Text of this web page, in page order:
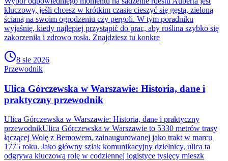
kluczowy, jeśli chcesz w krótkim czasie cieszyć się gęstą, zieloną
ścianą na swoim ogrodzeniu czy pergoli. W tym poradniku
wyjaśnię, kiedy najlepiej przystąpić do prac, aby roślina szybko się
zakorzeniła i zdrowo rosła. Znajdziesz tu konkre
8 sie 2026
Przewodnik
Ulica Górczewska w Warszawie: Historia, dane i
praktyczny przewodnik
Ulica Górczewska w Warszawie: Historia, dane i praktyczny
przewodnikUlica Górczewska w Warszawie to 5330 metrów trasy
łączącej Wolę z Bemowem, zainaugurowanej jako trakt w marcu
1775 roku. Jako główny szlak komunikacyjny dzielnicy, ulica ta
odgrywa kluczową rolę w codziennej logistyce tysięcy mieszk